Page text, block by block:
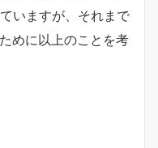
いますが、それまで
めに以上のことを考